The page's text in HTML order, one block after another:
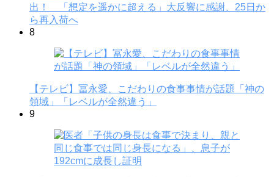
出！ 「想定を遥かに超える」大反響に感謝、25日か
ら再入荷へ
8
【テレビ】冨永愛、こだわりの食事事情が話題「神の
領域」「レベルが全然違う」
9